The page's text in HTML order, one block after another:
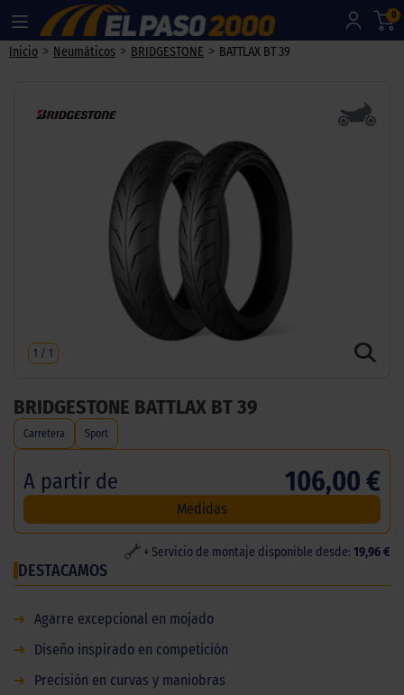
0
Inicio > Neumáticos > BRIDGESTONE > BATTLAX BT 39
1 / 1
BRIDGESTONE BATTLAX BT 39
Carretera Sport
A partir de 106,00 €
Medidas
+ Servicio de montaje disponible desde: 19,96 €
DESTACAMOS
➜ Agarre excepcional en mojado
➜
Diseño inspirado en competición
➜
Precisión en curvas y maniobras